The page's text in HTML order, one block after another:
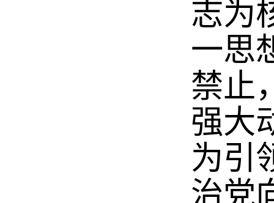
志为
一思
禁止
强大
为引
治党